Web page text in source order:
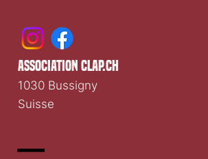
association clap.ch
1030 Bussigny
Suisse